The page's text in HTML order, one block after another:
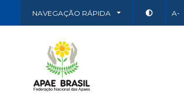
NAVEGAÇÃO RÁPIDA A-